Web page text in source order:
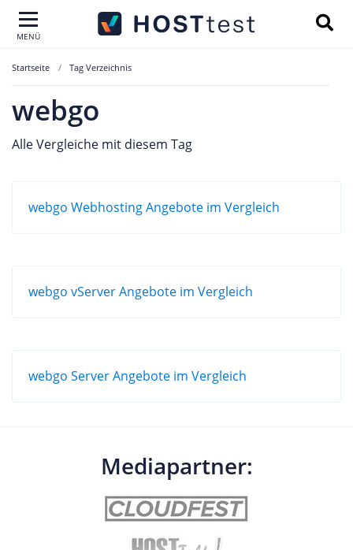
MENÜ
Startseite Tag Verzeichnis
webgo
Alle Vergleiche mit diesem Tag
webgo Webhosting Angebote im Vergleich
webgo vServer Angebote im Vergleich
webgo Server Angebote im Vergleich
Mediapartner: